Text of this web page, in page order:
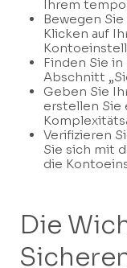
Ihrem
Bewegen
Klicken auf
Finden Sie
Abschnitt
Geben Sie
erstellen Sie
Verifizieren
Sie sich mit
die
Die